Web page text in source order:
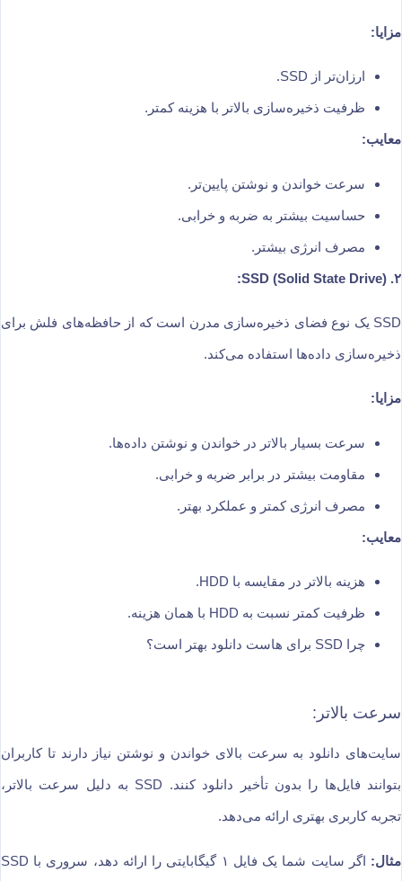
مزایا:
ارزان‌تر از SSD.
ظرفیت ذخیره‌سازی بالاتر با هزینه کمتر.
معایب:
سرعت خواندن و نوشتن پایین‌تر.
حساسیت بیشتر به ضربه و خرابی.
مصرف انرژی بیشتر.
۲. SSD (Solid State Drive):
SSD یک نوع فضای ذخیره‌سازی مدرن است که از حافظه‌های فلش برای
ذخیره‌سازی داده‌ها استفاده می‌کند.
مزایا:
سرعت بسیار بالاتر در خواندن و نوشتن داده‌ها.
مقاومت بیشتر در برابر ضربه و خرابی.
مصرف انرژی کمتر و عملکرد بهتر.
معایب:
هزینه بالاتر در مقایسه با HDD.
ظرفیت کمتر نسبت به HDD با همان هزینه.
چرا SSD برای هاست دانلود بهتر است؟
سرعت بالاتر:
سایت‌های دانلود به سرعت بالای خواندن و نوشتن نیاز دارند تا کاربران
بتوانند فایل‌ها را بدون تأخیر دانلود کنند. SSD به دلیل سرعت بالاتر،
تجربه کاربری بهتری ارائه می‌دهد.
مثال: اگر سایت شما یک فایل ۱ گیگابایتی را ارائه دهد، سروری با SSD